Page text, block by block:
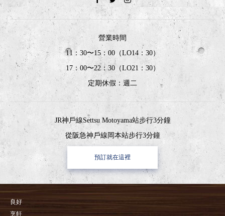
營業時間
11：30〜15：00（LO14：30）
17：00〜22：30（LO21：30）
定期休假：週二
JR神戶線Settsu Motoyama站步行3分鐘
從阪急神戶線岡本站步行3分鐘
預訂就在這裡
良好
烹飪